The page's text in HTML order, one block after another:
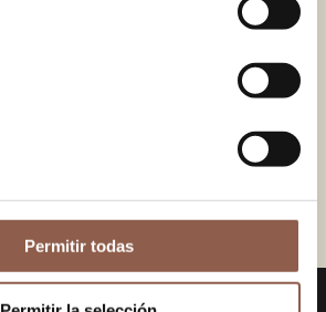
Permitir todas
38.00 EUR